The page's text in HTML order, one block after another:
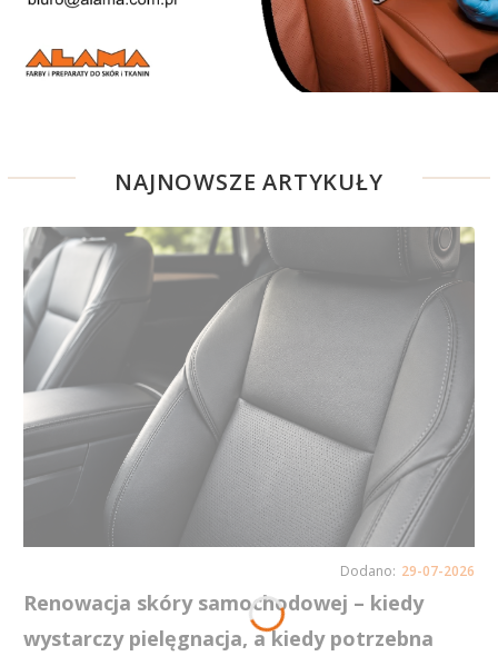
NAJNOWSZE ARTYKUŁY
29-07-2026
Renowacja skóry samochodowej – kiedy
wystarczy pielęgnacja, a kiedy potrzebna